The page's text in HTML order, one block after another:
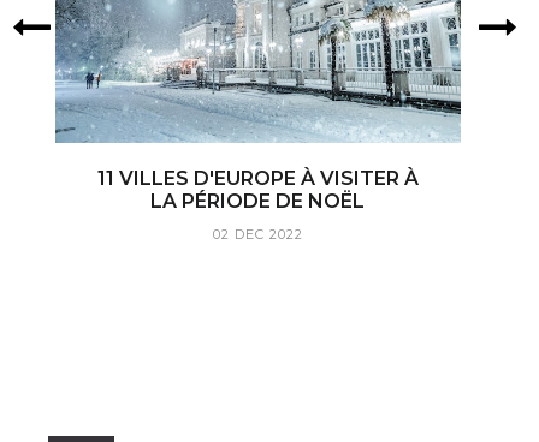
11 VILLES D'EUROPE À VISITER À
LA PÉRIODE DE NOËL
02 DEC 2022